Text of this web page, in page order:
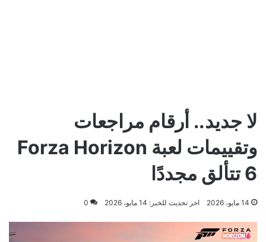
لا جديد.. أرقام مراجعات
وتقييمات لعبة Forza Horizon
6 تتألق مجددًا
14 مايو، 2026 اخر تحديث للخبر: 14 مايو، 2026 0